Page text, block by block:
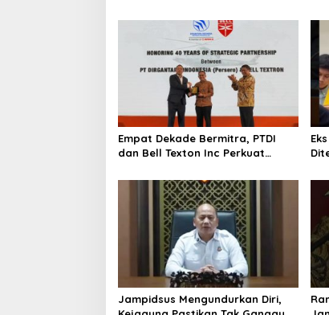
Kedirgantaraan Nasional
Empat Dekade Bermitra, PTDI
dan Bell Texton Inc Perkuat
Helikopter
Jampidsus Mengundurkan Diri,